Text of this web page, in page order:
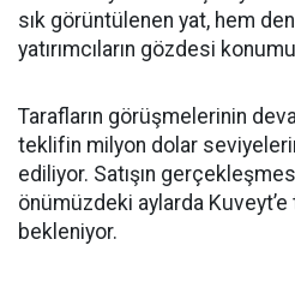
sık görüntülenen yat, hem
yatırımcıların gözdesi
Tarafların görüşmelerinin
teklifin milyon dolar
ediliyor. Satışın
önümüzdeki aylarda
bekleniyor.